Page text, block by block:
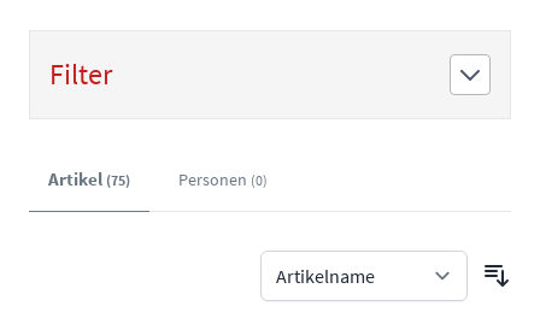
Filter
Artikel (75) Personen (0)